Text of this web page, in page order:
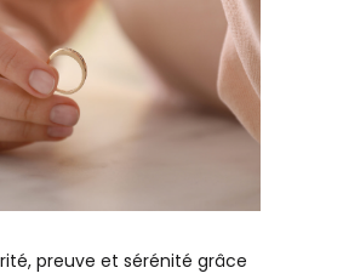
preuve et sérénité grâce